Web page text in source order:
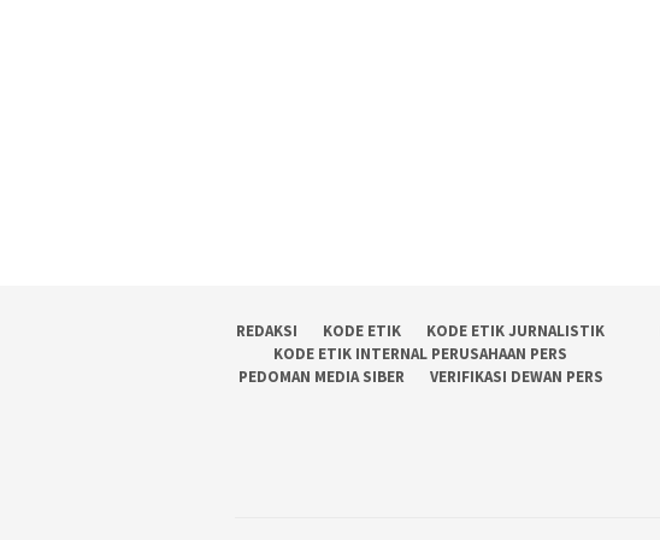
REDAKSI KODE ETIK
KODE ETIK JURNALISTIK
KODE ETIK INTERNAL PERUSAHAAN PERS
PEDOMAN MEDIA SIBER
VERIFIKASI DEWAN PERS